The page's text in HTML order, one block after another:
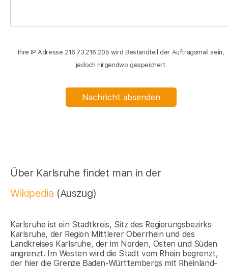
Ihre IP Adresse 216.73.216.205 wird Bestandteil der Auftragsmail sein,
jedoch nirgendwo gespeichert.
Nachricht absenden
Über Karlsruhe findet man in der
Wikipedia (Auszug)
Karlsruhe ist ein Stadtkreis, Sitz des Regierungsbezirks
Karlsruhe, der Region Mittlerer Oberrhein und des
Landkreises Karlsruhe, der im Norden, Osten und Süden
angrenzt. Im Westen wird die Stadt vom Rhein begrenzt,
der hier die Grenze Baden-Württembergs mit Rheinland-